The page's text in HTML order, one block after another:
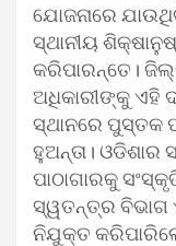
ଯୋଜନାରେ
ସ୍ଥାନୀୟ
କରିପାରନ୍ତେ।
ଅଧିକାରୀଙ୍କୁ ଏହି
ସ୍ଥାନରେ ପୁସ୍ତକ
ହୁଅନ୍ତା।
ପାଠାଗାରକୁ
ସ୍ୱତନ୍ତ୍ର ବିଭାଗ
ନିଯୁକ୍ତ